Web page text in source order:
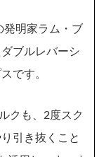
発明家ラム・ブ
ブルレバーシ
です。
クも、2度スク
引き抜くこと